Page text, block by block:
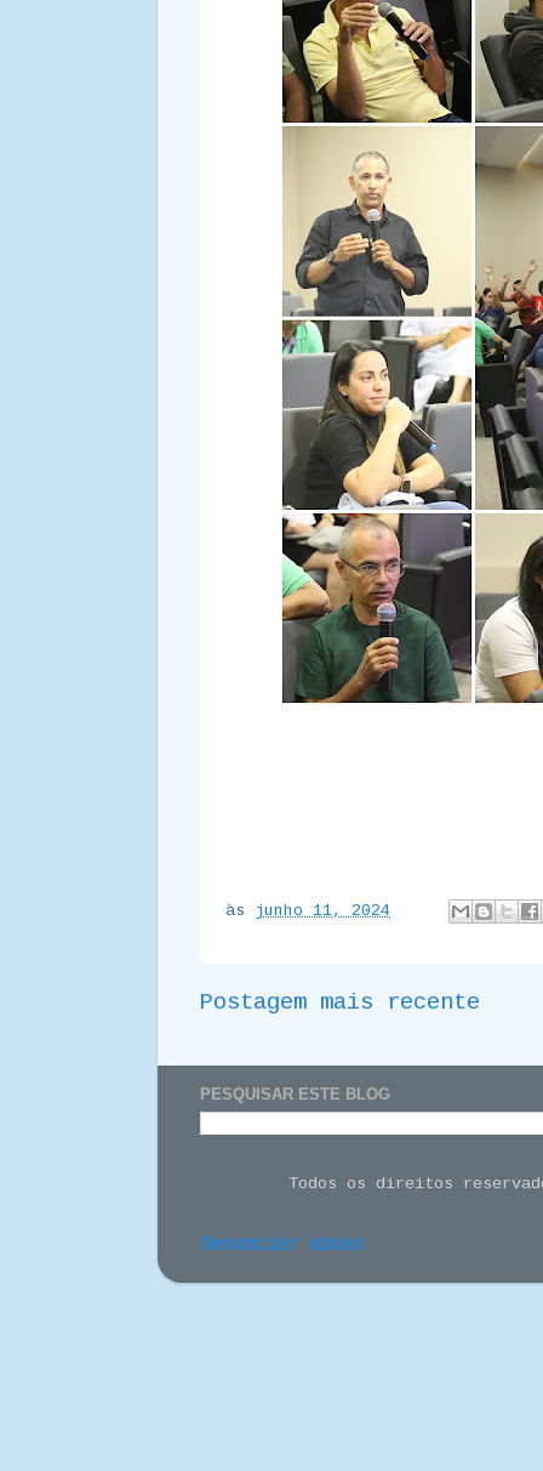
às junho 11, 2024
Postagem mais recente
PESQUISAR ESTE BLOG
Todos os direitos
Denunciar abuso